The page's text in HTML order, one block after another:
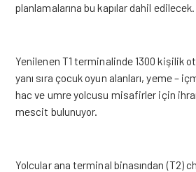
planlamalarına bu kapılar dahil edilecek.
Yenilenen T1 terminalinde 1300 kişilik
yanı sıra çocuk oyun alanları, yeme –
hac ve umre yolcusu misafirler için
mescit bulunuyor.
Yolcular ana terminal binasından (T2)